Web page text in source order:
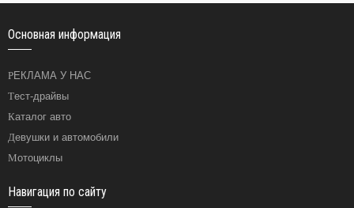
Основная информация
РЕКЛАМА У НАС
Тест-драйвы
Каталог авто
Девушки и автомобили
Мотоциклы
Навигация по сайту